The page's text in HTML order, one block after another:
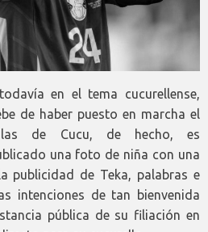
en el tema cucurellense,
de haber puesto en marcha el
de Cucu, de hecho, es
una foto de niña con una
publicidad de Teka, palabras e
intenciones de tan bienvenida
pública de su filiación en